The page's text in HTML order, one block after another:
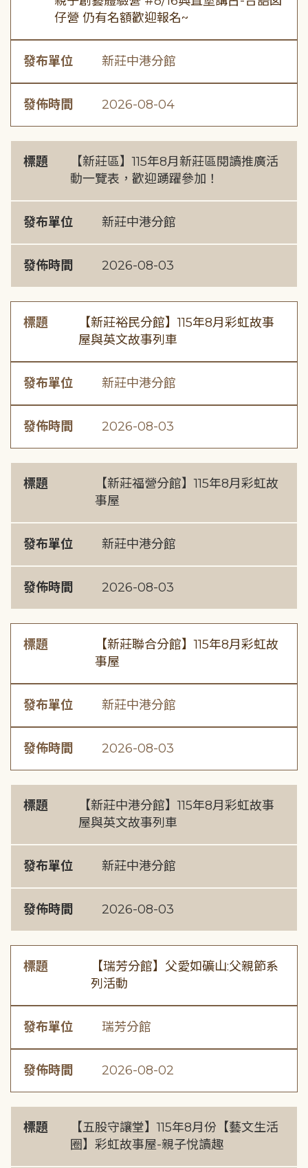
仔營 仍有名額歡迎報名~
發布單位 新莊中港分館
發佈時間 2026-08-04
標題
【新莊區】115年8月新莊區閱讀推廣活
動一覽表，歡迎踴躍參加！
發布單位 新莊中港分館
發佈時間 2026-08-03
標題
【新莊裕民分館】115年8月彩虹故事
屋與英文故事列車
發布單位 新莊中港分館
發佈時間 2026-08-03
標題
【新莊福營分館】115年8月彩虹故
事屋
發布單位 新莊中港分館
發佈時間 2026-08-03
標題
【新莊聯合分館】115年8月彩虹故
事屋
發布單位 新莊中港分館
發佈時間 2026-08-03
標題
【新莊中港分館】115年8月彩虹故事
屋與英文故事列車
發布單位 新莊中港分館
發佈時間 2026-08-03
標題
【瑞芳分館】父愛如礦山:父親節系
列活動
發布單位 瑞芳分館
發佈時間 2026-08-02
標題
【五股守讓堂】115年8月份【藝文生活
圈】彩虹故事屋-親子悅讀趣